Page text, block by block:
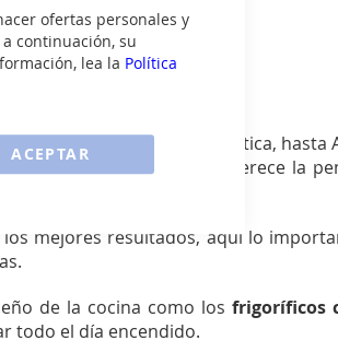
ofertas personales y
continuación, su
lea la Política
ACEPTAR
Máxima eficiencia energética, hasta
nuestro día a día, bien merece la
mejores resultados, aquí lo
de la cocina como losfrigoríficos
todo el día encendido.